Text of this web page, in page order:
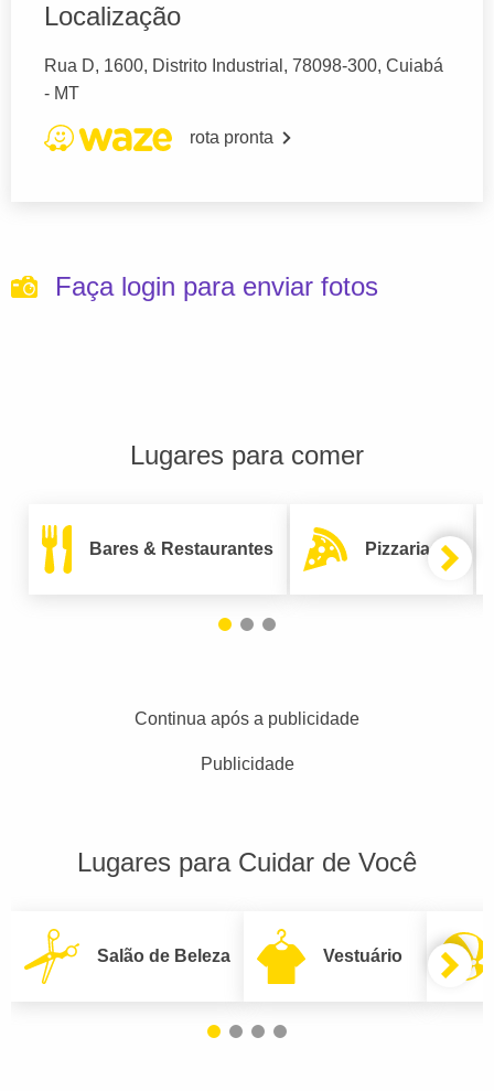
Localização
Rua D, 1600, Distrito Industrial, 78098-300, Cuiabá
- MT
rota pronta
Faça login para enviar fotos
Lugares para comer
Bares & Restaurantes Pizzarias
Continua após a publicidade
Publicidade
Lugares para Cuidar de Você
Salão de Beleza Vestuário